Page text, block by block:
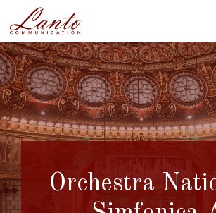
la
conținut
Orchestra